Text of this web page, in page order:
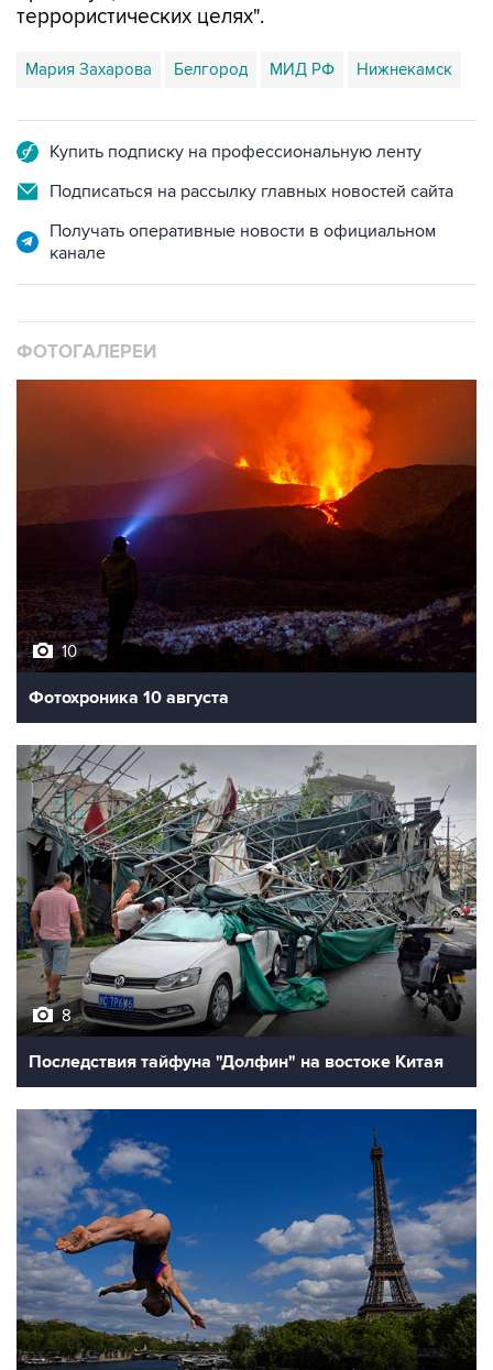
террористических целях".
Мария Захарова Белгород МИД РФ Нижнекамск
Купить подписку на профессиональную ленту
Подписаться на рассылку главных новостей сайта
Получать оперативные новости в официальном
канале
ФОТОГАЛЕРЕИ
10
Фотохроника 10 августа
8
Последствия тайфуна "Долфин" на востоке Китая